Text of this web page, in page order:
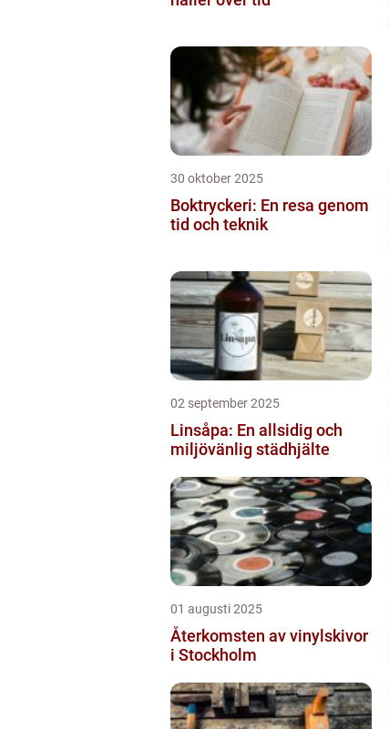
30 oktober 2025
Boktryckeri: En resa genom
tid och teknik
02 september 2025
Linsåpa: En allsidig och
miljövänlig städhjälte
01 augusti 2025
Återkomsten av vinylskivor
i Stockholm